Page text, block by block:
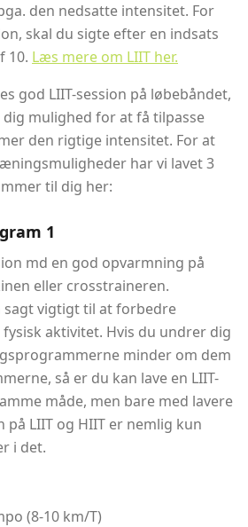
den nedsatte intensitet. For
skal du sigte efter en indsats
10. Læs mere om LIIT her.
god LIIT-session på løbebåndet,
mulighed for at få tilpasse
den rigtige intensitet. For at
har vi lavet 3
til dig her:
1
md en god opvarmning på
eller crosstraineren.
sagt vigtigt til at forbedre
aktivitet. Hvis du undrer dig
minder om dem
så er du kan lave en LIIT-
måde, men bare med lavere
på LIIT og HIIT er nemlig kun
i det.
(8-10 km/T)